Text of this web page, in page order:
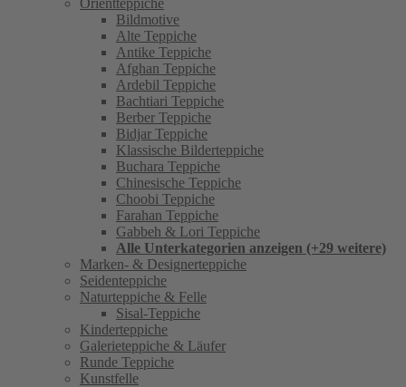
Orientteppiche
Bildmotive
Alte Teppiche
Antike Teppiche
Afghan Teppiche
Ardebil Teppiche
Bachtiari Teppiche
Berber Teppiche
Bidjar Teppiche
Klassische Bilderteppiche
Buchara Teppiche
Chinesische Teppiche
Choobi Teppiche
Farahan Teppiche
Gabbeh & Lori Teppiche
Alle Unterkategorien anzeigen (+29 weitere)
Marken- & Designerteppiche
Seidenteppiche
Naturteppiche & Felle
Sisal-Teppiche
Kinderteppiche
Galerieteppiche & Läufer
Runde Teppiche
Kunstfelle